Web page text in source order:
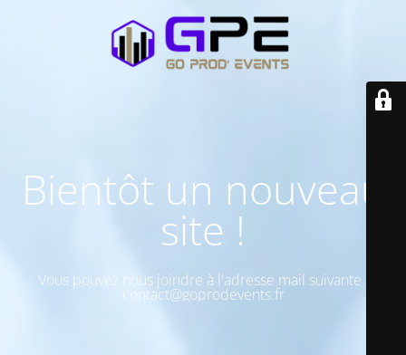
Bientôt un nouveau
site !
Vous pouvez nous joindre à l'adresse mail suivante :
contact@goprodevents.fr